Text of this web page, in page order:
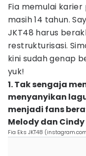
Fia memulai karier
masih 14 tahun.
JKT48 harus
restrukturisasi.
kini sudah genap
yuk!
1. Tak sengaja
menyanyikan
menjadi fans
Melody dan
Fia Eks JKT48